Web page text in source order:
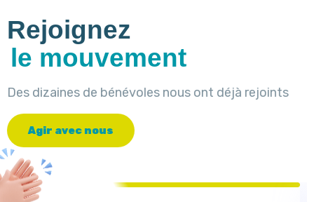
Rejoignez
le mouvement
Des dizaines de bénévoles nous ont déjà rejoints
Agir avec nous